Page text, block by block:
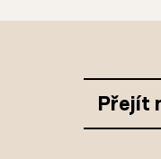
Přejít